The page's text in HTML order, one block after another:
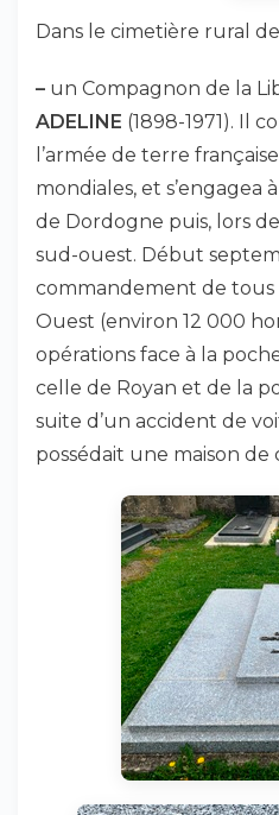
Dans le cimetière rural
– un Compagnon de la
ADELINE (1898-1971). Il
l’armée de terre
mondiales, et s’engagea
de Dordogne puis, lors
sud-ouest. Début
commandement de
Ouest (environ 12 000
opérations face à la
celle de Royan et de la
suite d’un accident de
possédait une maison de